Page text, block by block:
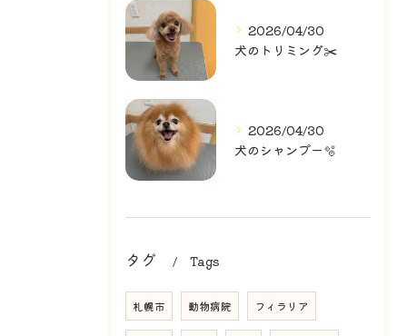
2026/04/30
犬のトリミング✂️
2026/04/30
犬のシャンプー🫧
タグ Tags
札幌市 動物病院 フィラリア